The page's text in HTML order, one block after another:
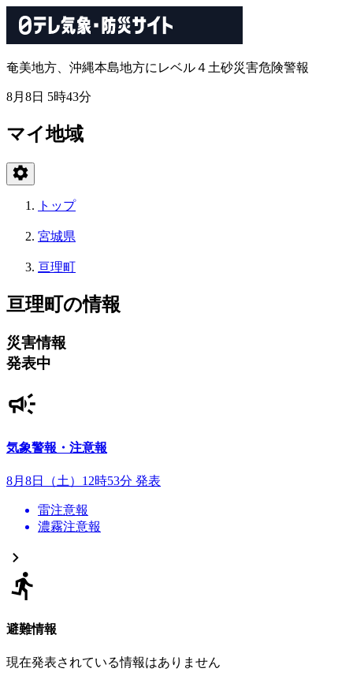
奄美地方、沖縄本島地方にレベル４土砂災害危険警報
8月8日 5時43分
マイ地域
トップ
宮城県
亘理町
亘理町の情報
災害情報
発表中
気象警報・注意報
8月8日（土）12時53分 発表
雷注意報
濃霧注意報
避難情報
現在発表されている情報はありません